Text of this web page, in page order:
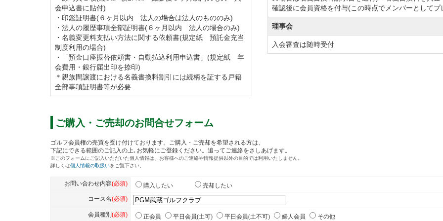
【令和4年度分】令和4年4月1日から同年12月31日まで
正会員 82,500円（税込） ※令和4年度は9ヶ月分を請求。
【令和5年度分以降】1月1日から同年12月31日まで
正会員 110,000円（税込） ※対象期間を「1月～12月」に変更。
正会員補充募集を下記のとおり実施します。
■募集期間 令和4年6月1日より（募集口数に達し次第締切とする）
【通常入会】2,860,000円（税込）
【2口以上で同時入会する場合】2,530,000円（税込）
※募集金額は全て入会金
会申込書に貼付)
・印鑑証明書(６ヶ月以内 法人の場合は法人のもののみ)
・法人の履歴事項全部証明書(６ヶ月以内 法人の場合のみ)
・名義変更料支払い方法に関する依頼書(規定紙 預託金充当
制度利用の場合)
・「預金口座振替依頼書・自動払込利用申込書」(規定紙 年
会費用・銀行届出印を捺印)
＊親族間譲渡における名義書換料割引には続柄を証する戸籍
全部事項証明書等が必要
確認後に会員資格を付与(この時点でメンバーとしてプ
理事会
入会審査は随時受付
ご購入・ご売却のお問合せフォーム